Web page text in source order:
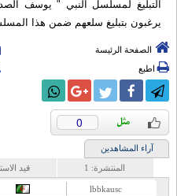
التبليغ لمسلسل النبي " يوسف
يرغبون بتبليغ سلعهم ضمن هذا
الصفحة الرئيسة
اطبع
0
آراء المشاهدين
المنتشرة: 1 قيد
lbbkausc